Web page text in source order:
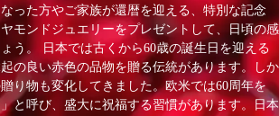
った方やご家族が還暦を迎える、特別な記念
モンドジュエリーをプレゼントして、日頃の感
う。 日本では古くから60歳の誕生日を迎える
の良い赤色の品物を贈る伝統があります。しか
り物も変化してきました。欧米では60周年を
」と呼び、盛大に祝福する習慣があります。日本